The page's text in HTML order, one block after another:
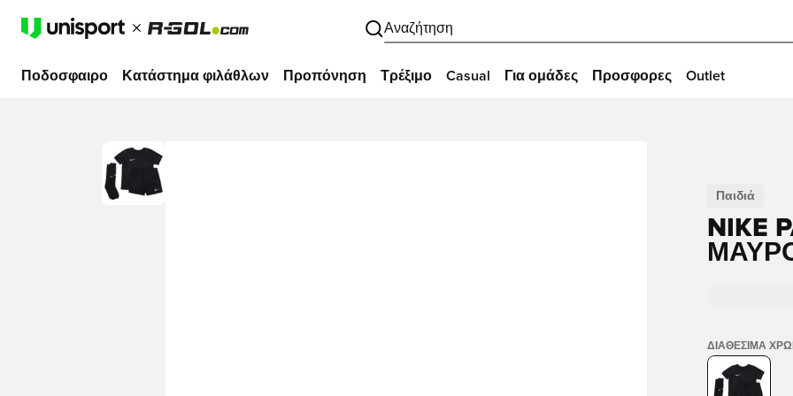
Αναζήτηση
Ποδοσφαιρο Κατάστημα φιλάθλων Προπόνηση Τρέξιμο Casual Για ομάδες Προσφορες Outlet
Παιδιά
NIKE
ΔΙΑΘΈΣΙΜΑ